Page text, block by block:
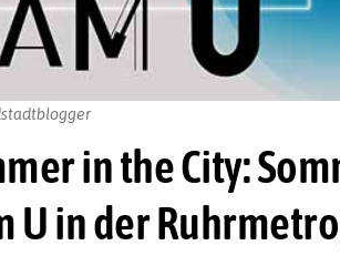
in the City:
U in der